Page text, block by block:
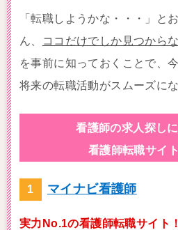
「転職しようかな・・・」と
ん、
ココだけでしか見つから
を事前に知っておくことで、
将来の転職活動がスムーズに
看護師の求人探し
看護師転職サイ
マイナビ看護師
実力No.1の看護師転職サイト